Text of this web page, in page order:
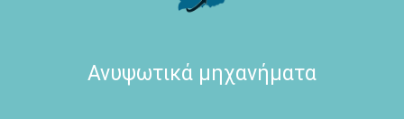
Ανυψωτικά μηχανήματα